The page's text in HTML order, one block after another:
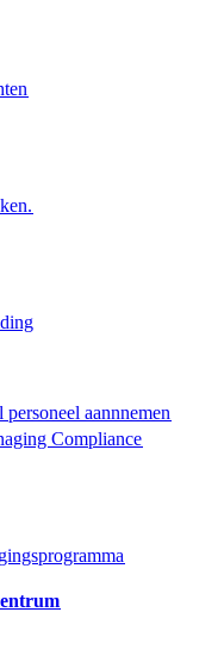
personeel aannnemen​​
Compliance​​